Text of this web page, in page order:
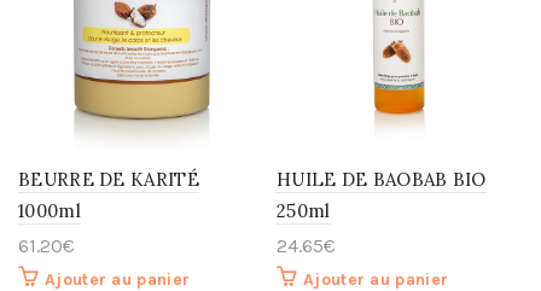
BEURRE DE KARITÉ
1000ml
61.20€
Ajouter au panier
HUILE DE BAOBAB BIO
250ml
24.65€
Ajouter au panier